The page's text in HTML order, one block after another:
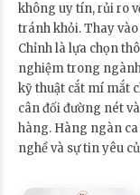
không uy tín, rủi ro
tránh khỏi. Thay
Chỉnh là lựa chọn
nghiệm trong
kỹ thuật cắt mí mắt
cân đối đường nét
hàng. Hàng ngàn
nghề và sự tin yêu